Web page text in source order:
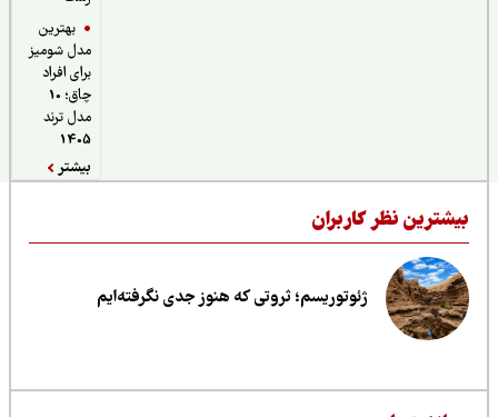
بهترین
مدل شومیز
برای افراد
چاق؛ 10
مدل ترند
نظر کاربران
ژئوتوریسم؛ ثروتی که هنوز جدی نگرفته‌ایم